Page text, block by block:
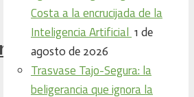
Costa a la encrucijada de la
Inteligencia Artificial 1 de
agosto de 2026
Trasvase Tajo-Segura: la
beligerancia que ignora la